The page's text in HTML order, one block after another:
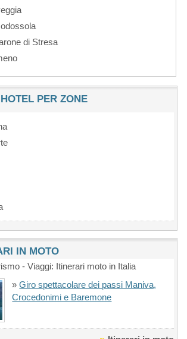
di Stresa
PER ZONE
IN MOTO
- Viaggi: Itinerari moto in Italia
»Giro spettacolare dei passi Maniva,
Crocedonimi e Baremone